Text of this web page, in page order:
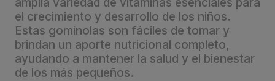
amplia variedad de vitaminas esenciales para
el crecimiento y desarrollo de los niños.
Estas gominolas son fáciles de tomar y
brindan un aporte nutricional completo,
ayudando a mantener la salud y el bienestar
de los más pequeños.